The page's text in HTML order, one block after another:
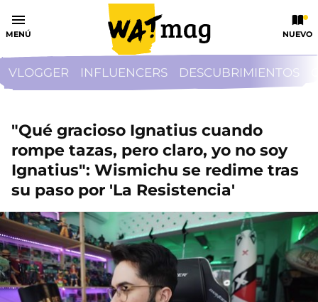
MENÚ NUEVO
VLOGGER INFLUENCERS DESCUBRIMIENTOS
"Qué gracioso Ignatius cuando
rompe tazas, pero claro, yo no soy
Ignatius": Wismichu se redime tras
su paso por 'La Resistencia'